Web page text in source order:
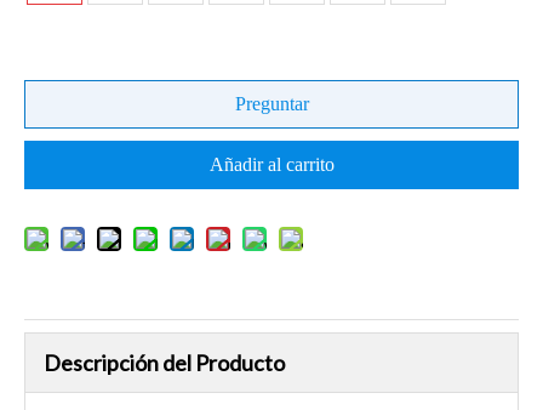
Preguntar
Añadir al carrito
Descripción del Producto